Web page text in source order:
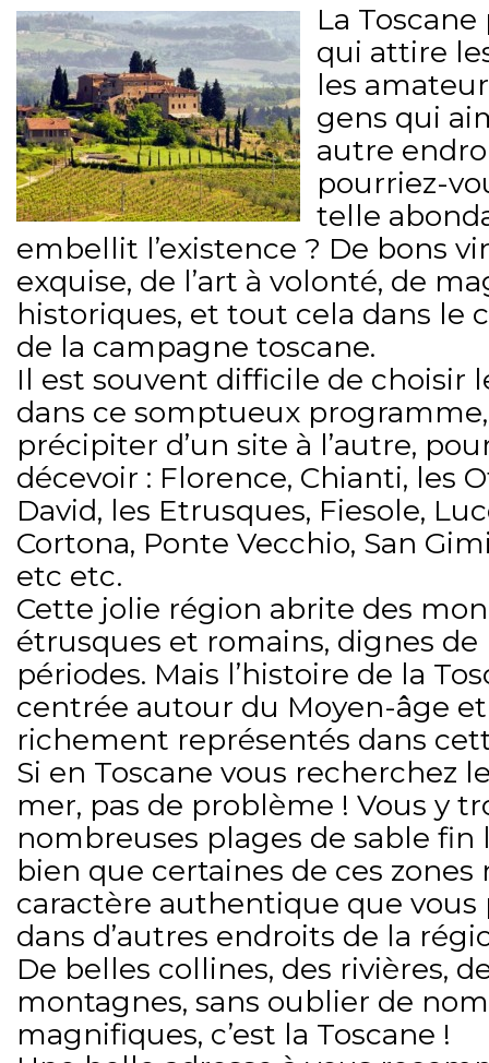
La
qui attire
les
gens qui
autre
pourriez-
telle
embellit l’existence ? De bons
exquise, de l’art à volonté, de
historiques, et tout cela dans le
de la campagne toscane.
Il est souvent difficile de choisir
dans ce somptueux
précipiter d’un site à l’autre,
décevoir : Florence, Chianti, les
David, les Etrusques, Fiesole,
Cortona, Ponte Vecchio, San
etc etc.
Cette jolie région abrite des
étrusques et romains, dignes
périodes. Mais l’histoire de la
centrée autour du Moyen-âge et
richement représentés dans
Si en Toscane vous recherchez
mer, pas de problème ! Vous y
nombreuses plages de sable fin
bien que certaines de ces zones
caractère authentique que
dans d’autres endroits de la
De belles collines, des rivières,
montagnes, sans oublier de
magnifiques, c’est la Toscane !